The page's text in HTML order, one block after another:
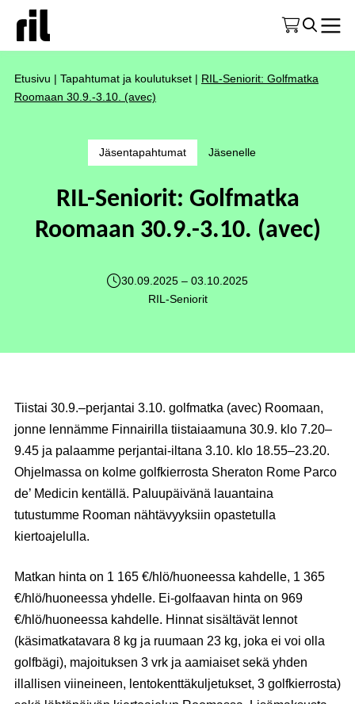
Etusivu | Tapahtumat ja koulutukset | RIL-Seniorit: Golfmatka
Roomaan 30.9.-3.10. (avec)
Jäsentapahtumat Jäsenelle
RIL-Seniorit: Golfmatka
Roomaan 30.9.-3.10. (avec)
30.09.2025 – 03.10.2025
RIL-Seniorit
Tiistai 30.9.–perjantai 3.10. golfmatka (avec) Roomaan,
jonne lennämme Finnairilla tiistaiaamuna 30.9. klo 7.20–
9.45 ja palaamme perjantai-iltana 3.10. klo 18.55–23.20.
Ohjelmassa on kolme golfkierrosta Sheraton Rome Parco
de’ Medicin kentällä. Paluupäivänä lauantaina
tutustumme Rooman nähtävyyksiin opastetulla
kiertoajelulla.
Matkan hinta on 1 165 €/hlö/huoneessa kahdelle, 1 365
€/hlö/huoneessa yhdelle. Ei-golfaavan hinta on 969
€/hlö/huoneessa kahdelle. Hinnat sisältävät lennot
(käsimatkatavara 8 kg ja ruumaan 23 kg, joka ei voi olla
golfbägi), majoituksen 3 vrk ja aamiaiset sekä yhden
illallisen viineineen, lentokenttäkuljetukset, 3 golfkierrosta)